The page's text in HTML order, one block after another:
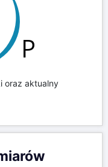
oraz aktualny